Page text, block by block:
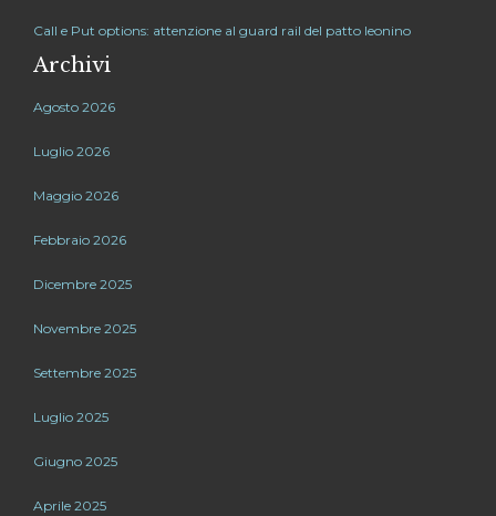
Call e Put options: attenzione al guard rail del patto leonino
Archivi
Agosto 2026
Luglio 2026
Maggio 2026
Febbraio 2026
Dicembre 2025
Novembre 2025
Settembre 2025
Luglio 2025
Giugno 2025
Aprile 2025